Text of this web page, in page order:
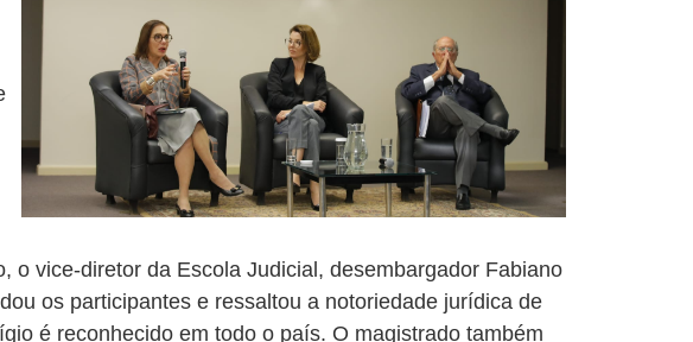
o vice-diretor da Escola Judicial, desembargador Fabiano
os participantes e ressaltou a notoriedade jurídica de
é reconhecido em todo o país. O magistrado também